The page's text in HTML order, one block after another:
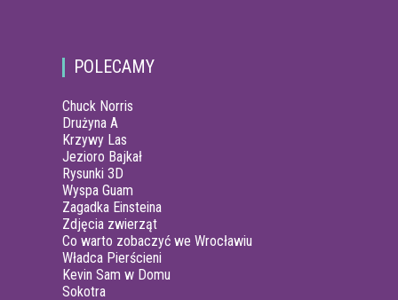
POLECAMY
Chuck Norris
Drużyna A
Krzywy Las
Jezioro Bajkał
Rysunki 3D
Wyspa Guam
Zagadka Einsteina
Zdjęcia zwierząt
Co warto zobaczyć we Wrocławiu
Władca Pierścieni
Kevin Sam w Domu
Sokotra